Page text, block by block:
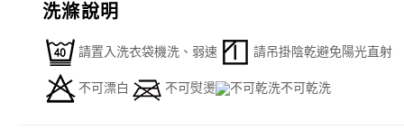
洗滌說明
請置入洗衣袋機洗、弱速 請吊掛陰乾避免陽光直射
不可漂白 不可熨燙 不可乾洗